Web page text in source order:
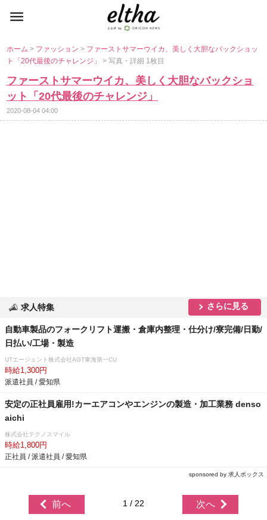
ホーム> ファッション> ファーストサマーウイカ、美しく大胆なバックショッ
ト「20代最後のチャレンジ」> 写真・詳細 1枚目
ファーストサマーウイカ、美しく大胆なバックショ
ット「20代最後のチャレンジ」
2020-08-04 04:00
求人特集 さらに見る
自動車製品のフォークリフト運搬・倉庫内整理・仕分け/寮完備/日勤/
日払い/工場・製造
UTエージェント株式会社AGT東海第一CU
時給1,300円
派遣社員 / 愛知県
安定の正社員雇用!カーエアコンやエンジンの製造・加工業務 denso
aichi
株式会社テクノスマイル
時給1,800円
正社員 / 派遣社員 / 愛知県
sponsored by 求人ボックス
前へ 1 / 22 次へ